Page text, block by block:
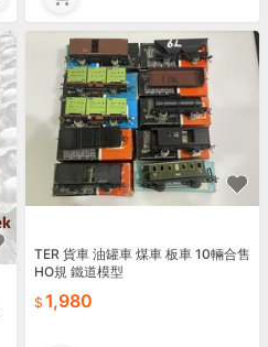
TER 貨車 油罐車 煤車 板車 10輛合售
HO規 鐵道模型
1,980